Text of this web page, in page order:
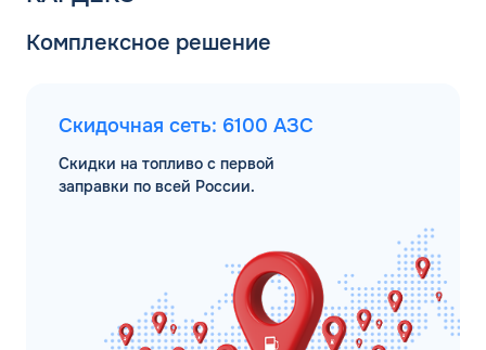
Комплексное решение
Скидочная сеть: 6100 АЗС
Скидки на топливо с первой
заправки по всей России.